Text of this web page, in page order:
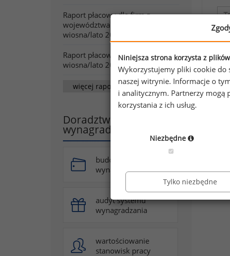
Raport płacowy dla firm z
województwa mazowieckiego -
wiosna/lato 2026
Raport płacowy dla dużych firm -
wiosna/lato 2026
więcej raportów
Doradztwo w zakresie
wynagradzania
budowa systemu
wynagradzania
audyt systemu
wynagradzania
wartościowanie
stanowisk pracy
Niniejsza strona korzysta z
Wykorzystujemy pliki cookie do
naszej witrynie. Informacje o
i analitycznym. Partnerzy mogą
korzystania z ich usług.
Niezbędne
Tylko niezbędne